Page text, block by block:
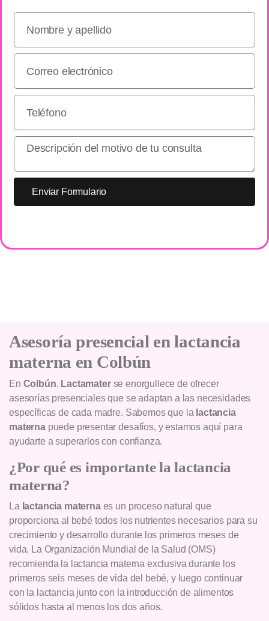
Enviar Formulario
Asesoría presencial en lactancia
materna en Colbún
En Colbún, Lactamaterse enorgullece de ofrecer
asesorías presenciales que se adaptan a las necesidades
específicas de cada madre. Sabemos que la lactancia
maternapuede presentar desafíos, y estamos aquí para
ayudarte a superarlos con confianza.
¿Por qué es importante la lactancia
materna?
La lactancia maternaes un proceso natural que
proporciona al bebé todos los nutrientes necesarios para su
crecimiento y desarrollo durante los primeros meses de
vida. La Organización Mundial de la Salud (OMS)
recomienda la lactancia materna exclusiva durante los
primeros seis meses de vida del bebé, y luego continuar
con la lactancia junto con la introducción de alimentos
sólidos hasta al menos los dos años.